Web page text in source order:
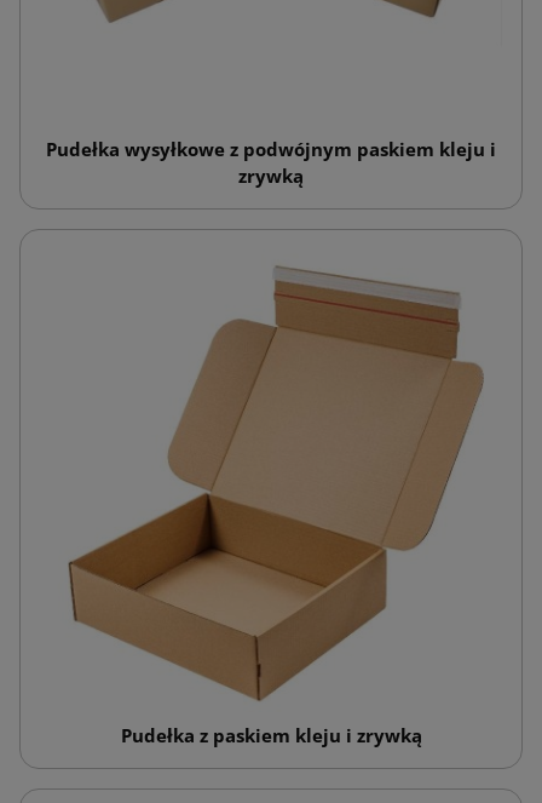
Pudełka wysyłkowe z podwójnym paskiem kleju i
zrywką
Pudełka z paskiem kleju i zrywką